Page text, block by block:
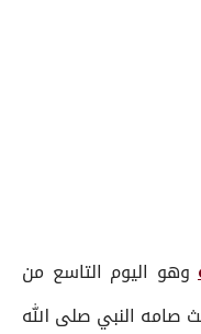
وهو اليوم التاسع من
صامه النبي صلى الله